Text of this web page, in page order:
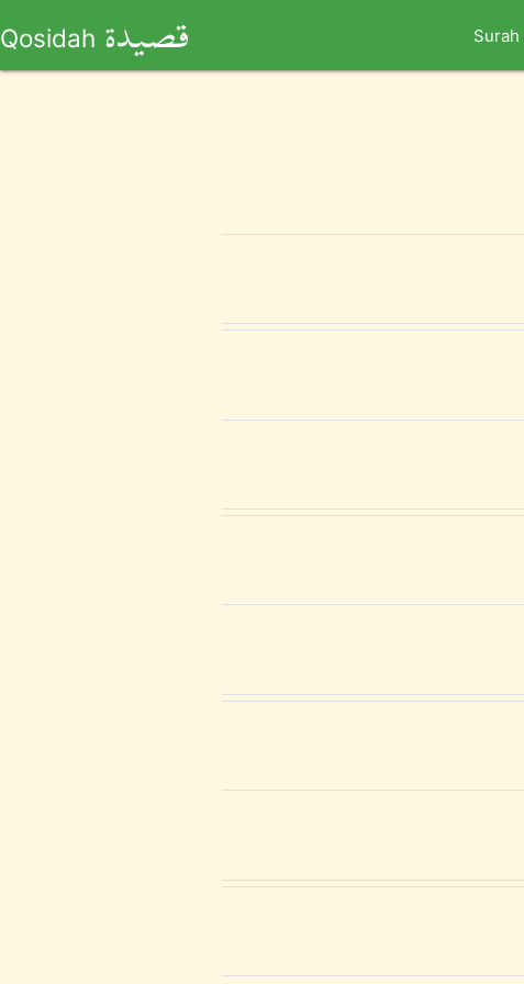
Qosidah قصيدة Surah